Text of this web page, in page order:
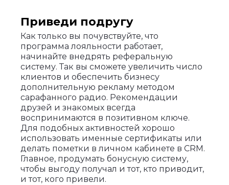
Приведи подругу
Как только вы почувствуйте, что
программа лояльности работает,
начинайте внедрять реферальную
систему. Так вы сможете увеличить число
клиентов и обеспечить бизнесу
дополнительную рекламу методом
сарафанного радио. Рекомендации
друзей и знакомых всегда
воспринимаются в позитивном ключе.
Для подобных активностей хорошо
использовать именные сертификаты или
делать пометки в личном кабинете в CRM.
Главное, продумать бонусную систему,
чтобы выгоду получал и тот, кто приводит,
и тот, кого привели.